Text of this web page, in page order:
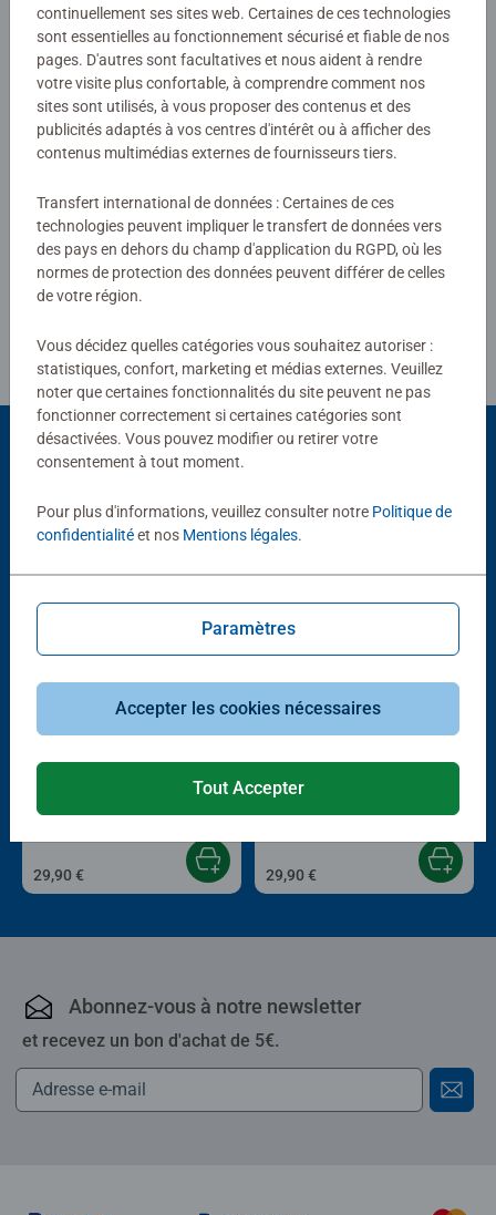
Évaluations (1)
Average rating 5,0 out of 5 stars.
5,0/5
Consignes d'évaluation
D'autres personnes aiment aussi
Puzzle adulte
29,90 €
Average rating 5,0 out of 5 stars.
Puzzle adulte
29,90 €
Abonnez-vous à notre newsletter
et recevez un bon d'achat de 5€.
continuellement ses sites web. Certaines de ces technologies
sont essentielles au fonctionnement sécurisé et fiable de nos
pages. D'autres sont facultatives et nous aident à rendre
votre visite plus confortable, à comprendre comment nos
sites sont utilisés, à vous proposer des contenus et des
publicités adaptés à vos centres d'intérêt ou à afficher des
contenus multimédias externes de fournisseurs tiers.
Transfert international de données : Certaines de ces
technologies peuvent impliquer le transfert de données vers
des pays en dehors du champ d'application du RGPD, où les
normes de protection des données peuvent différer de celles
de votre région.
Vous décidez quelles catégories vous souhaitez autoriser :
statistiques, confort, marketing et médias externes. Veuillez
noter que certaines fonctionnalités du site peuvent ne pas
fonctionner correctement si certaines catégories sont
désactivées. Vous pouvez modifier ou retirer votre
consentement à tout moment.
Pour plus d'informations, veuillez consulter notre Politique de
confidentialitéet nos Mentions légales.
Paramètres
Accepter les cookies nécessaires
Tout Accepter